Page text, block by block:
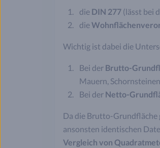
die DIN 277 (lässt bei
die
Wichtig ist dabei die
Bei der Brutto-
Mauern,
Bei der Netto-
Da die Brutto-
ansonsten identischen
Vergleich von